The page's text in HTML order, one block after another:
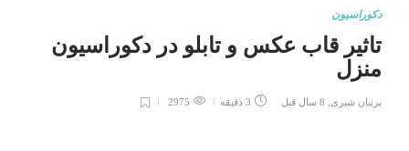
دکوراسیون
تاثیر قاب عکس و تابلو در دکوراسیون
منزل
پرنیان شیری 8 سال قبل 3 دقیقه 2975